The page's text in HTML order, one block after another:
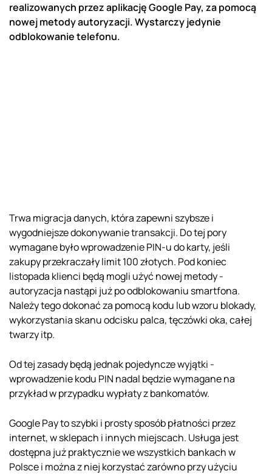
realizowanych przez aplikację Google Pay, za pomocą
nowej metody autoryzacji. Wystarczy jedynie
odblokowanie telefonu.
Trwa migracja danych, która zapewni szybsze i
wygodniejsze dokonywanie transakcji. Do tej pory
wymagane było wprowadzenie PIN-u do karty, jeśli
zakupy przekraczały limit 100 złotych. Pod koniec
listopada klienci będą mogli użyć nowej metody -
autoryzacja nastąpi już po odblokowaniu smartfona.
Należy tego dokonać za pomocą kodu lub wzoru blokady,
wykorzystania skanu odcisku palca, tęczówki oka, całej
twarzy itp.
Od tej zasady będą jednak pojedyncze wyjątki -
wprowadzenie kodu PIN nadal będzie wymagane na
przykład w przypadku wypłaty z bankomatów.
Google Pay to szybki i prosty sposób płatności przez
internet, w sklepach i innych miejscach. Usługa jest
dostępna już praktycznie we wszystkich bankach w
Polsce i można z niej korzystać zarówno przy użyciu